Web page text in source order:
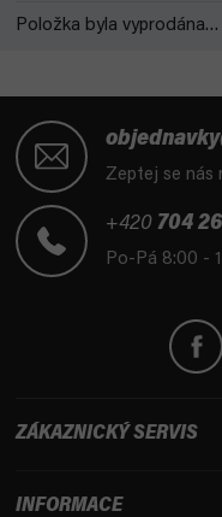
Položka byla vyprodána…
Zeptej se nás
+420 704
Po-Pá 8:00 -
ZÁKAZNICKÝ SERVIS
INFORMACE